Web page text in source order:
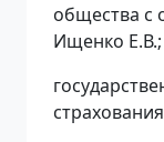
общества с
Ищенко Е.В.;